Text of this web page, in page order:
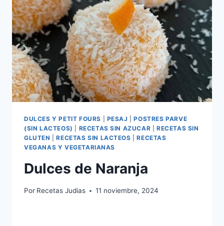
DULCES Y PETIT FOURS PESAJ |POSTRES PARVE
(SIN LACTEOS)
RECETAS SIN AZUCAR |RECETAS SIN
GLUTEN
|RECETAS SIN LACTEOS |RECETAS
VEGANAS Y VEGETARIANAS
Dulces de Naranja
Por Recetas Judias 11 noviembre, 2024